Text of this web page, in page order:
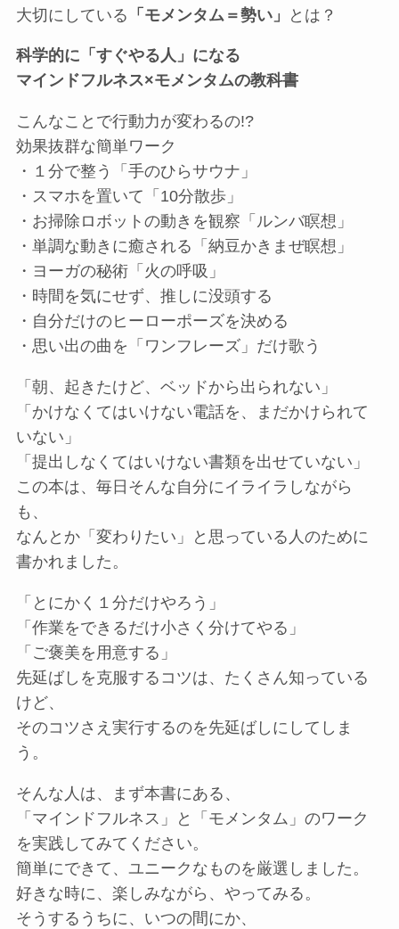
大切にしている 「モメンタム＝勢い」 とは？
科学的に「すぐやる人」になる
マインドフルネス×モメンタムの教科書
こんなことで行動力が変わるの!?
効果抜群な簡単ワーク
・１分で整う「手のひらサウナ」
・スマホを置いて「10分散歩」
・お掃除ロボットの動きを観察「ルンバ瞑想」
・単調な動きに癒される「納豆かきまぜ瞑想」
・ヨーガの秘術「火の呼吸」
・時間を気にせず、推しに没頭する
・自分だけのヒーローポーズを決める
・思い出の曲を「ワンフレーズ」だけ歌う
「朝、起きたけど、ベッドから出られない」
「かけなくてはいけない電話を、まだかけられて
いない」
「提出しなくてはいけない書類を出せていない」
この本は、毎日そんな自分にイライラしながら
も、
なんとか「変わりたい」と思っている人のために
書かれました。
「とにかく１分だけやろう」
「作業をできるだけ小さく分けてやる」
「ご褒美を用意する」
先延ばしを克服するコツは、たくさん知っている
けど、
そのコツさえ実行するのを先延ばしにしてしま
う。
そんな人は、まず本書にある、
「マインドフルネス」と「モメンタム」のワーク
を実践してみてください。
簡単にできて、ユニークなものを厳選しました。
好きな時に、楽しみながら、やってみる。
そうするうちに、いつの間にか、